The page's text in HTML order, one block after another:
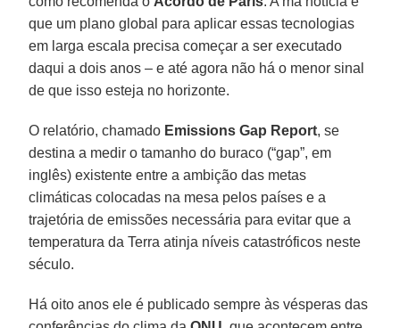
que um plano global para aplicar essas tecnologias
em larga escala precisa começar a ser executado
daqui a dois anos – e até agora não há o menor sinal
de que isso esteja no horizonte.
O relatório, chamado Emissions Gap Report, se
destina a medir o tamanho do buraco (“gap”, em
inglês) existente entre a ambição das metas
climáticas colocadas na mesa pelos países e a
trajetória de emissões necessária para evitar que a
temperatura da Terra atinja níveis catastróficos neste
século.
Há oito anos ele é publicado sempre às vésperas das